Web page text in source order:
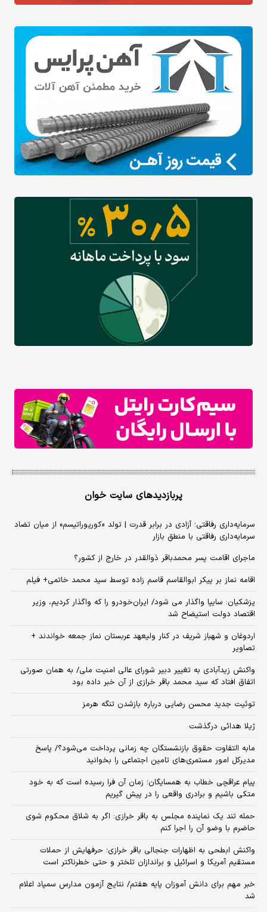
پربازدیدهای سایت خوان
سرمایه‌داری رفاقتی؛ آزادی در برابر قدرت | تولد «کورپوراتیسم» از میان تضاد
سرمایه‌داری رفاقتی با منطق بازار
ماجرای اقامت پسر محمدباقر ذوالقدر در خارج از کشور؟
اقامه نماز بر پیکر ابوالقاسم قاسم زاده توسط سید محمد خاتمی+ فیلم
پزشکیان: سایپا واگذار می شود/ ایران‌خودرو را که واگذار کردیم، وزیر
اقتصاد دولت استیضاح شد
اردوغان و شهباز شریف در کنار ولیعهد عربستان نماز جمعه خواندند +
تصاویر
واکنش زیدآبادی به تغییر دبیر شورای عالی امنیت ملی/ به همان صورتی
اتفاق افتاد که سید محمد باقر خرازی از آن خبر داده بود
توئیت جدید محسن رضایی درباره بازشدن تنگه هرمز
ژیلا هدائی درگذشت
مابه التفاوت حقوق بازنشستگان چه زمانی پرداخت می‌شود؟/ پاسخ
مدیرکل امور مستمری‌های تامین اجتماعی را بخوانید
پیام عراقچی خطاب به همسایگان؛ زمان آن فرا رسیده است که به خود
متکی باشیم و برادری واقعی را در پیش گیریم
حمله تند یک نماینده مجلس به باقر خرازی: اگر به شلاق محکوم شوی
حاضرم با وضو آن را اجرا کنم
واکنش ابطحی به اظهارات جنجالی باقر خرازی؛ حرفهایش از حملات
مستقیم آمریکا و اسرائیل و براندازان تلختر و حتی خطرناکتر است
خبر مهم برای دانش آموزان پایه هفتم/ نتایج آزمون مدارس سمپاد اعلام
شد